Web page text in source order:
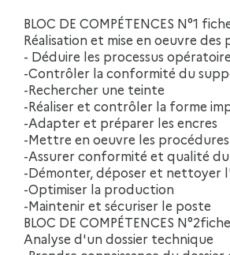
BLOC DE COMPÉTENCES N°1
Réalisation et mise en oeuvre des
- Déduire les processus
-Contrôler la conformité du
-Rechercher une teinte
-Réaliser et contrôler la forme
-Adapter et préparer les encres
-Mettre en oeuvre les
-Assurer conformité et qualité
-Démonter, déposer et nettoyer
-Optimiser la production
-Maintenir et sécuriser le poste
BLOC DE COMPÉTENCES
Analyse d'un dossier technique